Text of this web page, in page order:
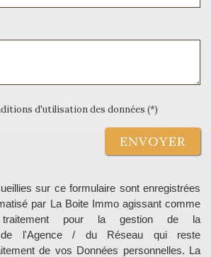
d'utilisation des données (*)
ENVOYER
sur ce formulaire sont enregistrées
par La Boite Immo agissant comme
traitement pour la gestion de la
de l'Agence / du Réseau qui reste
de vos Données personnelles. La